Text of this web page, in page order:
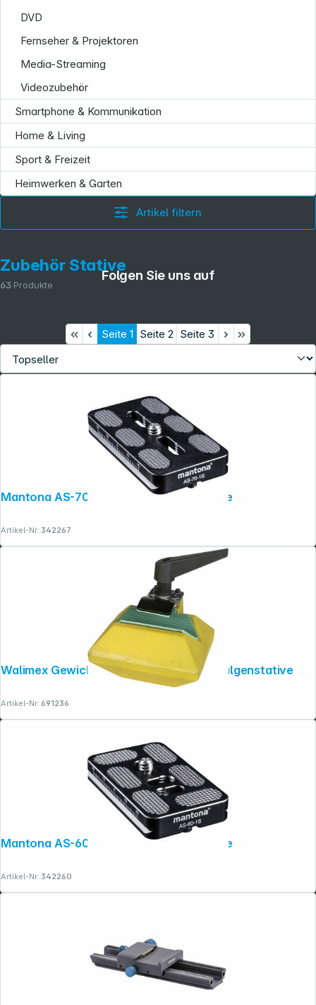
DVD
Fernseher & Projektoren
Media-Streaming
Videozubehör
Smartphone & Kommunikation
Home & Living
Sport & Freizeit
Heimwerken & Garten
Artikel filtern
Zubehör Stative
63 Produkte
Seite 1 Seite 2 Seite 3
Mantona AS-70-1S Schnellwechselplatte
Artikel-Nr.:342267
Walimex Gewicht 4,4kg für Stangen & Galgenstative
Artikel-Nr.:691236
Mantona AS-60-1S Schnellwechselplatte
Artikel-Nr.:342260
Folgen Sie uns auf